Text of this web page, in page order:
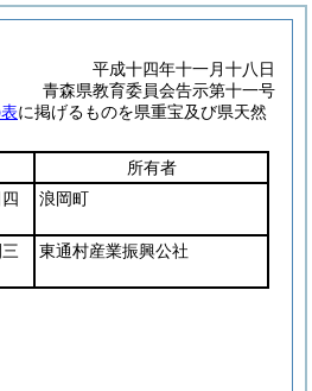
平成十四年十一月十八日
青森県教育委員会告示第十一号
に掲げるものを県重宝及び県天然
所有者
浪岡町
東通村産業振興公社